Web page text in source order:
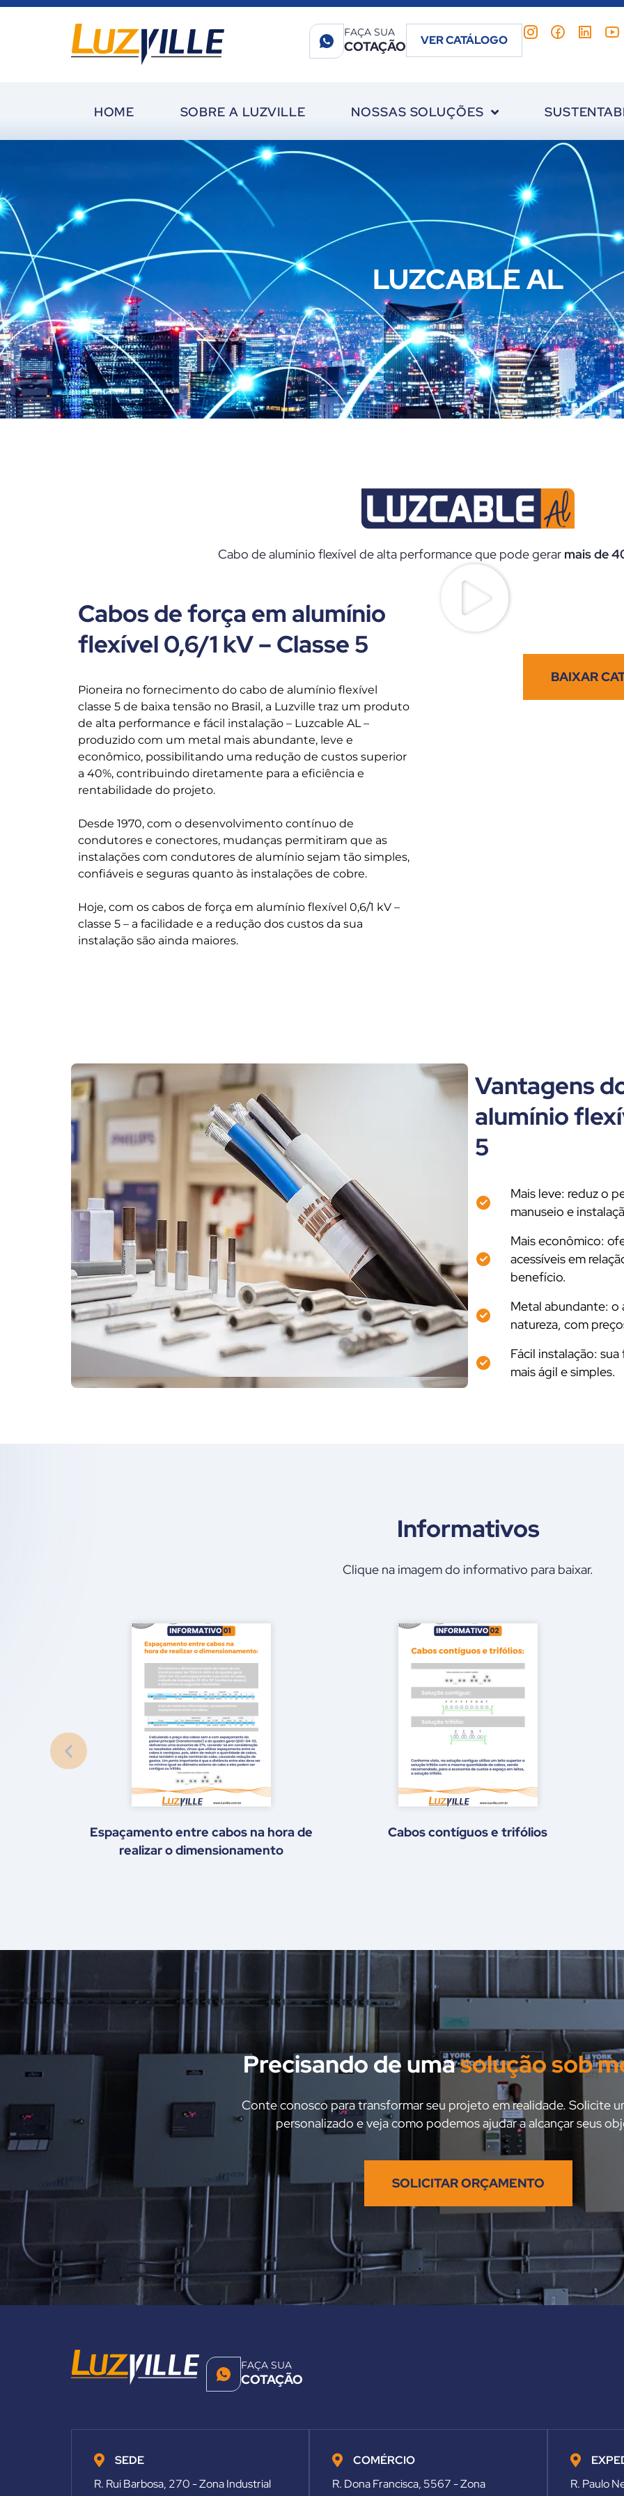
FAÇA SUA
COTAÇÃO VER CATÁLOGO
HOME SOBRE A LUZVILLE NOSSAS SOLUÇÕES
LUZCABLE AL
Cabo de alumínio flexível de alta performance que pode gerar mais de
Cabos de força em alumínio
flexível 0,6/1 kV – Classe 5
Pioneira no fornecimento do cabo de alumínio flexível
classe 5 de baixa tensão no Brasil, a Luzville traz um produto
de alta performance e fácil instalação – Luzcable AL –
produzido com um metal mais abundante, leve e
econômico, possibilitando uma redução de custos superior
a 40%, contribuindo diretamente para a eficiência e
rentabilidade do projeto.
Desde 1970, com o desenvolvimento contínuo de
condutores e conectores, mudanças permitiram que as
instalações com condutores de alumínio sejam tão simples,
confiáveis e seguras quanto às instalações de cobre.
Hoje, com os cabos de força em alumínio flexível 0,6/1 kV –
classe 5 – a facilidade e a redução dos custos da sua
instalação são ainda maiores.
BAIXAR
Vantagens
alumínio
5
Mais leve: reduz o
manuseio e
Mais econômico:
acessíveis em
benefício.
Metal abundante: o
natureza, com
Fácil instalação:
mais ágil e simples.
Informativos
Clique na imagem do informativo para baixar.
Cabos contíguos e trifólios
Corrosão galvânica ou corrosão
Precisando de umasolução sob
Conte conosco para transformar seu projeto em realidade. Solicite
personalizado e veja como podemos ajudar a alcançar seus
SOLICITAR ORÇAMENTO
FAÇA SUA
COTAÇÃO
SEDE
R. Rui Barbosa, 270 - Zona Industrial
COMÉRCIO
R. Dona Francisca, 5567 - Zona
R. Paulo